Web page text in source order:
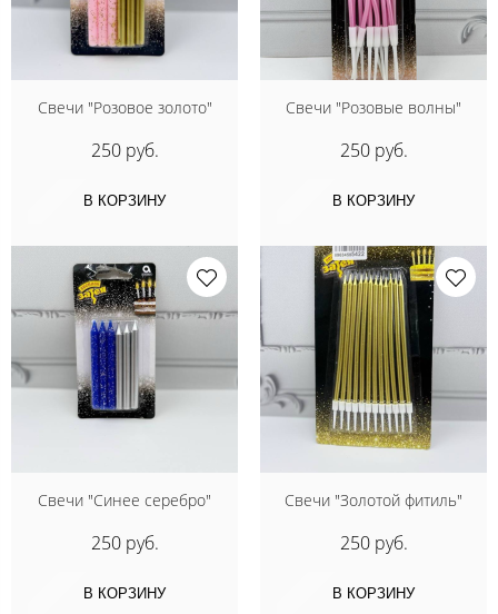
Свечи "Розовое золото"
250 руб.
В КОРЗИНУ
Свечи "Розовые волны"
250 руб.
В КОРЗИНУ
Свечи "Синее серебро"
250 руб.
В КОРЗИНУ
Свечи "Золотой фитиль"
250 руб.
В КОРЗИНУ